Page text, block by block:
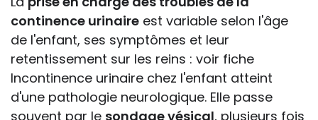
continence urinaire est variable selon l'âge
de l'enfant, ses symptômes et leur
retentissement sur les reins : voir fiche
Incontinence urinaire chez l'enfant atteint
d'une pathologie neurologique. Elle passe
souvent par le sondage vésical, plusieurs fois